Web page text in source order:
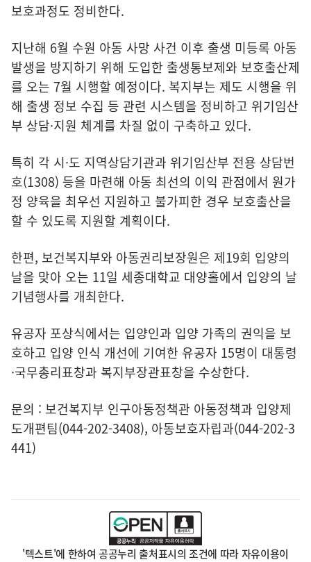
보호과정도 정비한다.
지난해 6월 수원 아동 사망 사건 이후 출생 미등록 아동
발생을 방지하기 위해 도입한 출생통보제와 보호출산제
를 오는 7월 시행할 예정이다. 복지부는 제도 시행을 위
해 출생 정보 수집 등 관련 시스템을 정비하고 위기임산
부 상담·지원 체계를 차질 없이 구축하고 있다.
특히 각 시·도 지역상담기관과 위기임산부 전용 상담번
호(1308) 등을 마련해 아동 최선의 이익 관점에서 원가
정 양육을 최우선 지원하고 불가피한 경우 보호출산을
할 수 있도록 지원할 계획이다.
한편, 보건복지부와 아동권리보장원은 제19회 입양의
날을 맞아 오는 11일 세종대학교 대양홀에서 입양의 날
기념행사를 개최한다.
유공자 포상식에서는 입양인과 입양 가족의 권익을 보
호하고 입양 인식 개선에 기여한 유공자 15명이 대통령
·국무총리표창과 복지부장관표창을 수상한다.
문의 : 보건복지부 인구아동정책관 아동정책과 입양제
도개편팀(044-202-3408), 아동보호자립과(044-202-3
441)
'텍스트'에 한하여 공공누리 출처표시의 조건에 따라 자유이용이